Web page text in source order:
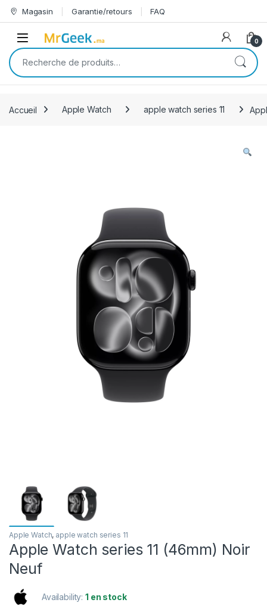
Skip to navigation
Skip to content
Magasin Garantie/retours FAQ
Open 0
Recherche pour :
Accueil Apple Watch apple watch series 11
Apple Watch, apple watch series 11
Apple Watch series 11 (46mm) Noir
Neuf
Availability:1 en stock